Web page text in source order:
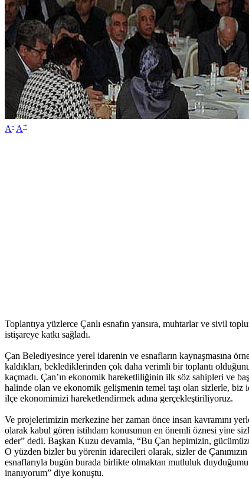
A- A+
Toplantıya yüzlerce Çanlı esnafın yansıra, muhtarlar ve sivil
istişareye katkı sağladı.
Çan Belediyesince yerel idarenin ve esnafların kaynaşmasına
kaldıkları, beklediklerinden çok daha verimli bir toplantı
kaçmadı. Çan’ın ekonomik hareketliliğinin ilk söz sahipleri ve
halinde olan ve ekonomik gelişmenin temel taşı olan sizlerle, biz
ilçe ekonomimizi hareketlendirmek adına gerçekleştiriliyoruz.
Ve projelerimizin merkezine her zaman önce insan kavramını
olarak kabul gören istihdam konusunun en önemli öznesi yine
eder” dedi. Başkan Kuzu devamla, “Bu Çan hepimizin,
O yüzden bizler bu yörenin idarecileri olarak, sizler de
esnaflarıyla bugün burada birlikte olmaktan mutluluk
inanıyorum” diye konuştu.